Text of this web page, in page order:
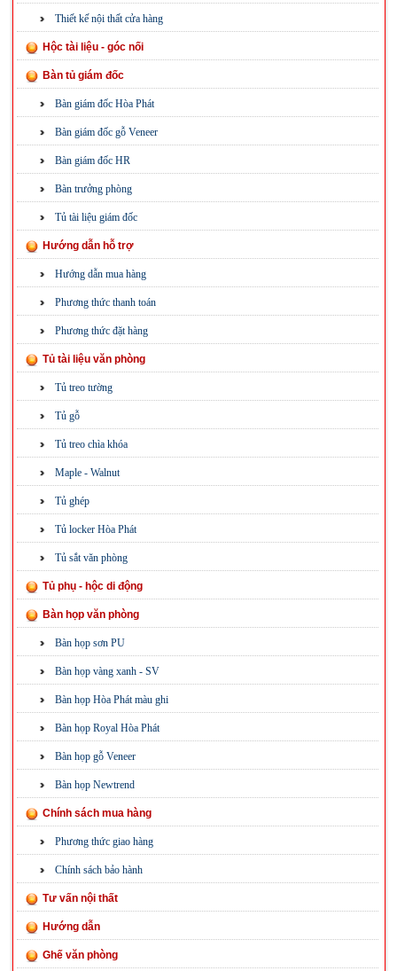
Thiết kế nội thất cửa hàng
Hộc tài liệu - góc nối
Bàn tủ giám đốc
Bàn giám đốc Hòa Phát
Bàn giám đốc gỗ Veneer
Bàn giám đốc HR
Bàn trưởng phòng
Tủ tài liệu giám đốc
Hướng dẫn hỗ trợ
Hướng dẫn mua hàng
Phương thức thanh toán
Phương thức đặt hàng
Tủ tài liệu văn phòng
Tủ treo tường
Tủ gỗ
Tủ treo chìa khóa
Maple - Walnut
Tủ ghép
Tủ locker Hòa Phát
Tủ sắt văn phòng
Tủ phụ - hộc di động
Bàn họp văn phòng
Bàn họp sơn PU
Bàn họp vàng xanh - SV
Bàn họp Hòa Phát màu ghi
Bàn họp Royal Hòa Phát
Bàn họp gỗ Veneer
Bàn họp Newtrend
Chính sách mua hàng
Phương thức giao hàng
Chính sách bảo hành
Tư vấn nội thất
Hướng dẫn
Ghế văn phòng